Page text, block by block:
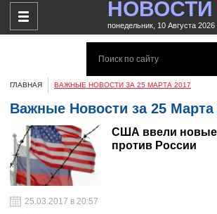
НОВОСТИ
понедельник, 10 Августа 2026
ГЛАВНАЯ ВАЖНЫЕ НОВОСТИ ЗА 25 МАРТА 2017
Важные Новости за 25 Марта
США ввели новые
против России
25.03.2017 в 20:57